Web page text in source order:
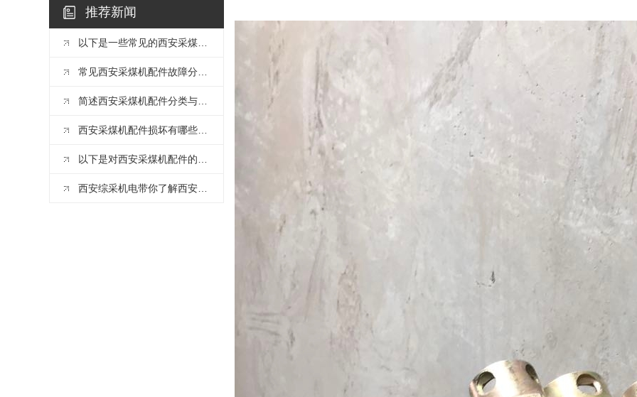
推荐新闻
以下是一些常见的西安采煤机配件及其功能
常见西安采煤机配件故障分析与处理措施
简述西安采煤机配件分类与核心功能
西安采煤机配件损坏有哪些常见原因？
以下是对西安采煤机配件的组成与选择做详细介绍
西安综采机电带你了解西安采煤机配件选择与注意事项